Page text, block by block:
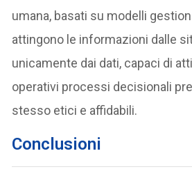
umana, basati su modelli
attingono le informazioni dalle
unicamente dai dati, capaci di
operativi processi decisionali
stesso etici e affidabili.
Conclusioni